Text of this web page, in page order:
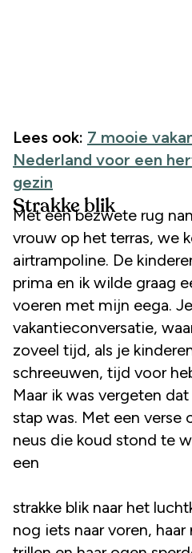
Lees ook: 7 mooie
Nederland voor een
gezin
Strakke blik
Met een bezwete rug
vrouw op het terras, we
airtrampoline. De
prima en ik wilde graag
voeren met mijn eega.
vakantieconversatie,
zoveel tijd, als je
schreeuwen, tijd voor
Maar ik was vergeten dat
stap was. Met een
neus die koud stond te
een
strakke blik naar het
nog iets naar voren,